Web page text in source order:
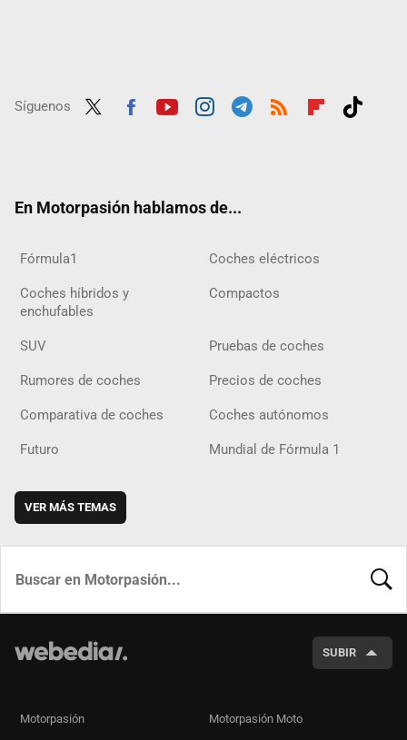
Síguenos
En Motorpasión hablamos de...
Fórmula1 Coches eléctricos
Coches híbridos y
enchufables
Compactos
SUV Pruebas de coches
Rumores de coches Precios de coches
Comparativa de coches Coches autónomos
Futuro Mundial de Fórmula 1
VER MÁS TEMAS
SUBIR
Motorpasión Motorpasión Moto